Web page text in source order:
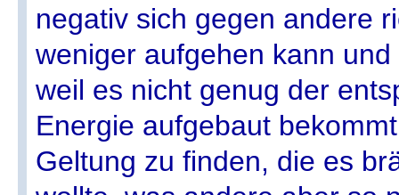
negativ sich gegen andere
weniger aufgehen kann
weil es nicht genug der
Energie aufgebaut
Geltung zu finden, die es